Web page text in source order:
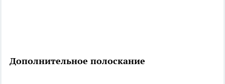
Дополнительное полоскание